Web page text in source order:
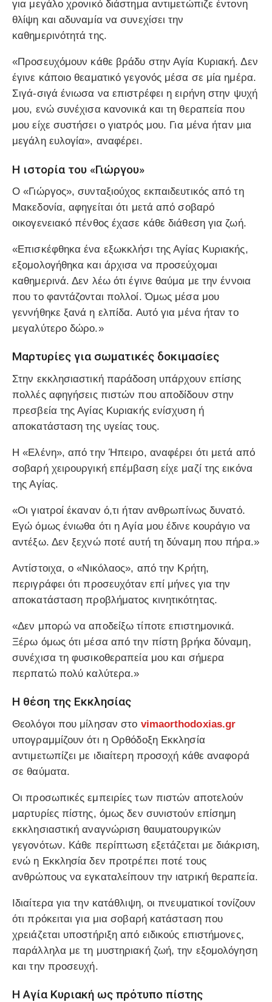
για μεγάλο χρονικό διάστημα αντιμετώπιζε έντονη
θλίψη και αδυναμία να συνεχίσει την
καθημερινότητά της.
«Προσευχόμουν κάθε βράδυ στην Αγία Κυριακή. Δεν
έγινε κάποιο θεαματικό γεγονός μέσα σε μία ημέρα.
Σιγά-σιγά ένιωσα να επιστρέφει η ειρήνη στην ψυχή
μου, ενώ συνέχισα κανονικά και τη θεραπεία που
μου είχε συστήσει ο γιατρός μου. Για μένα ήταν μια
μεγάλη ευλογία», αναφέρει.
Η ιστορία του «Γιώργου»
Ο «Γιώργος», συνταξιούχος εκπαιδευτικός από τη
Μακεδονία, αφηγείται ότι μετά από σοβαρό
οικογενειακό πένθος έχασε κάθε διάθεση για ζωή.
«Επισκέφθηκα ένα εξωκκλήσι της Αγίας Κυριακής,
εξομολογήθηκα και άρχισα να προσεύχομαι
καθημερινά. Δεν λέω ότι έγινε θαύμα με την έννοια
που το φαντάζονται πολλοί. Όμως μέσα μου
γεννήθηκε ξανά η ελπίδα. Αυτό για μένα ήταν το
μεγαλύτερο δώρο.»
Μαρτυρίες για σωματικές δοκιμασίες
Στην εκκλησιαστική παράδοση υπάρχουν επίσης
πολλές αφηγήσεις πιστών που αποδίδουν στην
πρεσβεία της Αγίας Κυριακής ενίσχυση ή
αποκατάσταση της υγείας τους.
Η «Ελένη», από την Ήπειρο, αναφέρει ότι μετά από
σοβαρή χειρουργική επέμβαση είχε μαζί της εικόνα
της Αγίας.
«Οι γιατροί έκαναν ό,τι ήταν ανθρωπίνως δυνατό.
Εγώ όμως ένιωθα ότι η Αγία μου έδινε κουράγιο να
αντέξω. Δεν ξεχνώ ποτέ αυτή τη δύναμη που πήρα.»
Αντίστοιχα, ο «Νικόλαος», από την Κρήτη,
περιγράφει ότι προσευχόταν επί μήνες για την
αποκατάσταση προβλήματος κινητικότητας.
«Δεν μπορώ να αποδείξω τίποτε επιστημονικά.
Ξέρω όμως ότι μέσα από την πίστη βρήκα δύναμη,
συνέχισα τη φυσικοθεραπεία μου και σήμερα
περπατώ πολύ καλύτερα.»
Η θέση της Εκκλησίας
Θεολόγοι που μίλησαν στο vimaorthodoxias.gr
υπογραμμίζουν ότι η Ορθόδοξη Εκκλησία
αντιμετωπίζει με ιδιαίτερη προσοχή κάθε αναφορά
σε θαύματα.
Οι προσωπικές εμπειρίες των πιστών αποτελούν
μαρτυρίες πίστης, όμως δεν συνιστούν επίσημη
εκκλησιαστική αναγνώριση θαυματουργικών
γεγονότων. Κάθε περίπτωση εξετάζεται με διάκριση,
ενώ η Εκκλησία δεν προτρέπει ποτέ τους
ανθρώπους να εγκαταλείπουν την ιατρική θεραπεία.
Ιδιαίτερα για την κατάθλιψη, οι πνευματικοί τονίζουν
ότι πρόκειται για μια σοβαρή κατάσταση που
χρειάζεται υποστήριξη από ειδικούς επιστήμονες,
παράλληλα με τη μυστηριακή ζωή, την εξομολόγηση
και την προσευχή.
Η Αγία Κυριακή ως πρότυπο πίστης